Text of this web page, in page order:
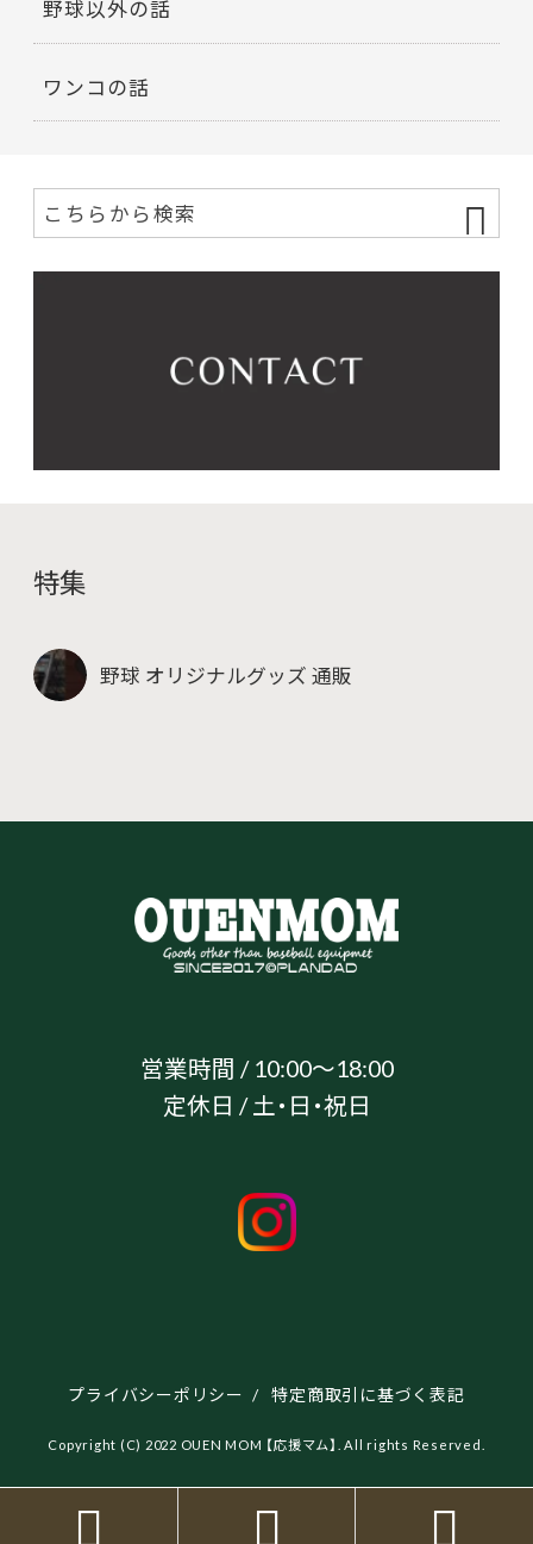
野球以外の話
ワンコの話
特集
野球 オリジナルグッズ 通販
営業時間 / 10:00～18:00
定休日 / 土・日・祝日
プライバシーポリシー / 特定商取引に基づく表記
Copyright (C) 2022 OUEN MOM 【応援マム】. All rights Reserved.
  